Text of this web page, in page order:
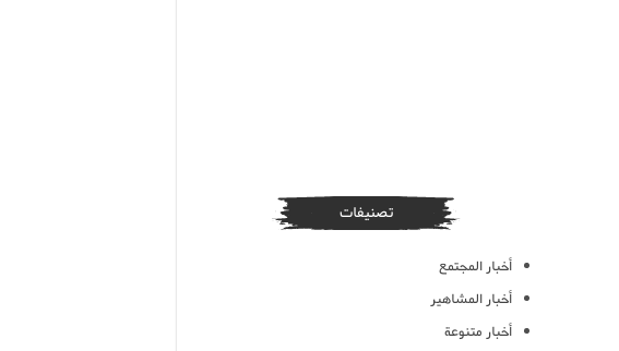
تصنيفات
أخبار المجتمع
أخبار المشاهير
أخبار متنوعة